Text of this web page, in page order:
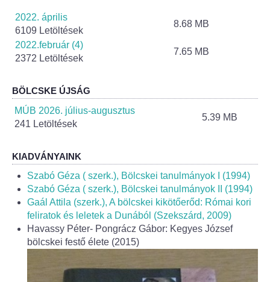
Szerződések
Helyi Esélyegyenlőség Program
Alapítványok
Helyi Építési Szabályzat
INTÉZMÉNYEK
Bölcskei Mesevár Óvoda és Bölcsőde
Óvodakert
Egészségügy
2022. április
6109 Letöltések
8.68 MB
2022.február (4)
2372 Letöltések
7.65 MB
BÖLCSKE ÚJSÁG
MÚB 2026. július-augusztus
241 Letöltések
5.39 MB
KIADVÁNYAINK
Szabó Géza ( szerk.), Bölcskei tanulmányok I (1994)
Szabó Géza ( szerk.), Bölcskei tanulmányok II (1994)
Gaál Attila (szerk.), A bölcskei kikötőerőd: Római kori
feliratok és leletek a Dunából (Szekszárd, 2009)
Havassy Péter- Pongrácz Gábor: Kegyes József
bölcskei festő élete (2015)